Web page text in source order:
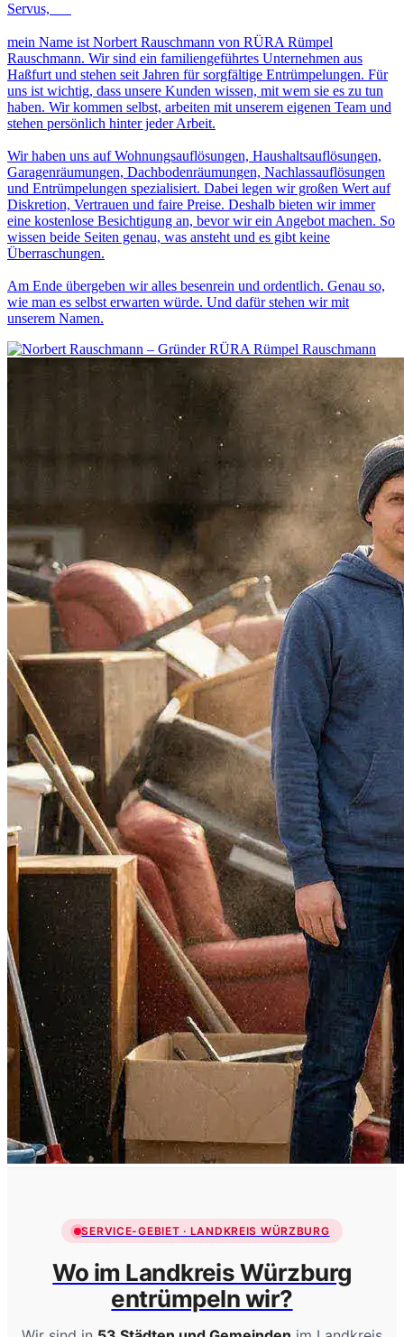
Servus,
mein Name ist Norbert Rauschmann von RÜRA Rümpel
Rauschmann. Wir sind ein familiengeführtes Unternehmen aus
Haßfurt und stehen seit Jahren für sorgfältige Entrümpelungen. Für
uns ist wichtig, dass unsere Kunden wissen, mit wem sie es zu tun
haben. Wir kommen selbst, arbeiten mit unserem eigenen Team und
stehen persönlich hinter jeder Arbeit.
Wir haben uns auf Wohnungsauflösungen, Haushaltsauflösungen,
Garagenräumungen, Dachbodenräumungen, Nachlassauflösungen
und Entrümpelungen spezialisiert. Dabei legen wir großen Wert auf
Diskretion, Vertrauen und faire Preise. Deshalb bieten wir immer
eine kostenlose Besichtigung an, bevor wir ein Angebot machen. So
wissen beide Seiten genau, was ansteht und es gibt keine
Überraschungen.
Am Ende übergeben wir alles besenrein und ordentlich. Genau so,
wie man es selbst erwarten würde. Und dafür stehen wir mit
unserem Namen.
SERVICE-GEBIET · LANDKREIS WÜRZBURG
Wo im Landkreis Würzburg
entrümpeln wir?